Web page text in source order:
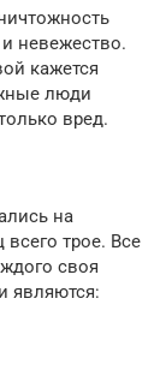
и невежество.
кажется
люди
вред.
на
трое. Все
своя
являются: